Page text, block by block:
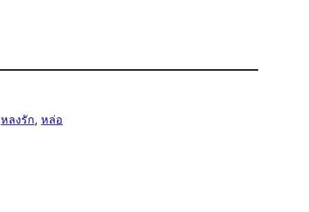
หลงรัก, หล่อ